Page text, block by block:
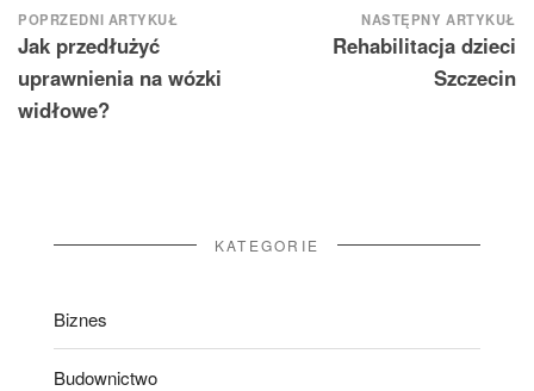
Nawigacja
wpisu
POPRZEDNI ARTYKUŁ
Jak przedłużyć
uprawnienia na wózki
widłowe?
NASTĘPNY ARTYKUŁ
Rehabilitacja dzieci
Szczecin
KATEGORIE
Biznes
Budownictwo